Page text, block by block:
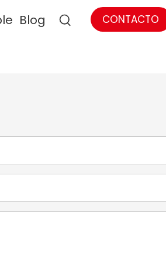
Blog CONTACTO